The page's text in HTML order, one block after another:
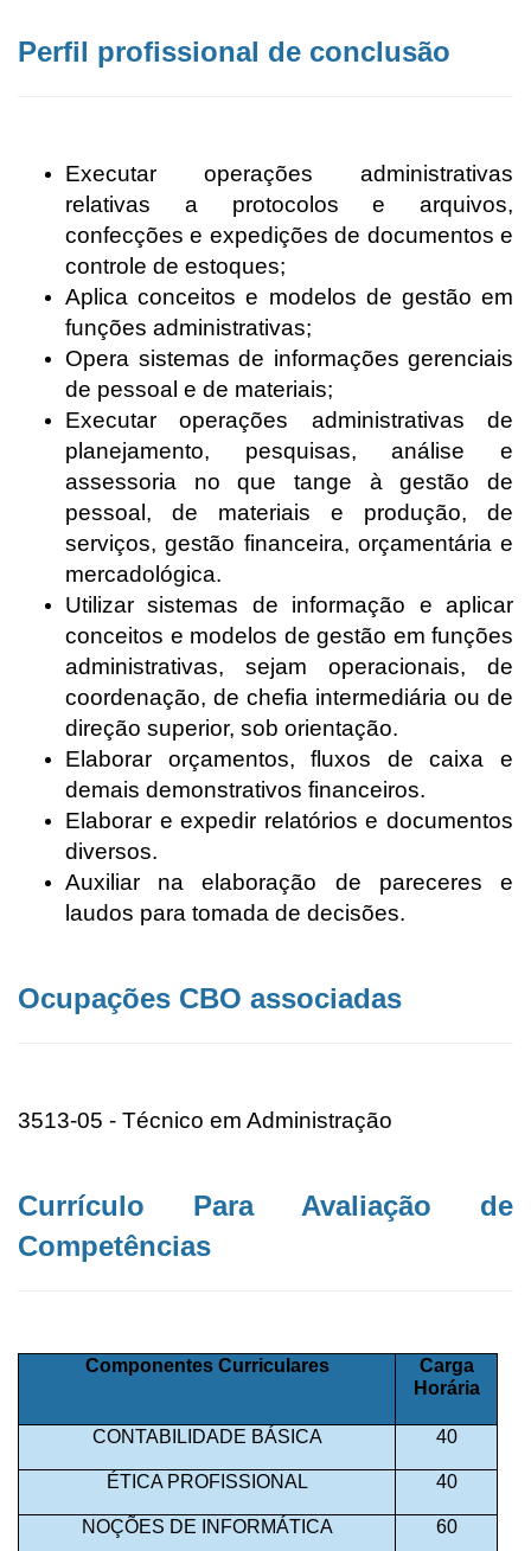
Perfil profissional de conclusão
Executar operações administrativas
relativas a protocolos e arquivos,
confecções e expedições de documentos e
controle de estoques;
Aplica conceitos e modelos de gestão em
funções administrativas;
Opera sistemas de informações gerenciais
de pessoal e de materiais;
Executar operações administrativas de
planejamento, pesquisas, análise e
assessoria no que tange à gestão de
pessoal, de materiais e produção, de
serviços, gestão financeira, orçamentária e
mercadológica.
Utilizar sistemas de informação e aplicar
conceitos e modelos de gestão em funções
administrativas, sejam operacionais, de
coordenação, de chefia intermediária ou de
direção superior, sob orientação.
Elaborar orçamentos, fluxos de caixa e
demais demonstrativos financeiros.
Elaborar e expedir relatórios e documentos
diversos.
Auxiliar na elaboração de pareceres e
laudos para tomada de decisões.
Ocupações CBO associadas
3513-05 - Técnico em Administração
Currículo Para Avaliação de
Competências
Componentes Curriculares
Carga
Horária
CONTABILIDADE BÁSICA 40
ÉTICA PROFISSIONAL 40
NOÇÕES DE INFORMÁTICA 60